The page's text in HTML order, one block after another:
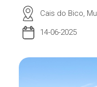
Cais do Bico,
14-06-2025